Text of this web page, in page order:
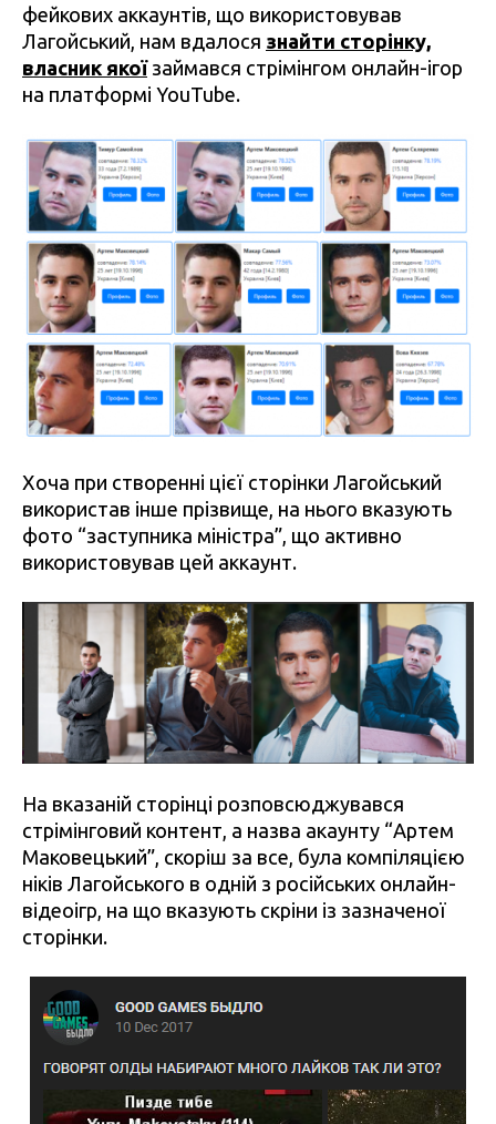
фейкових аккаунтів, що використовував
Лагойський, нам вдалося знайти сторінку,
власник якоїзаймався стрімінгом онлайн-ігор
на платформі YouTube.
Хоча при створенні цієї сторінки Лагойський
використав інше прізвище, на нього вказують
фото “заступника міністра”, що активно
використовував цей аккаунт.
На вказаній сторінці розповсюджувався
стрімінговий контент, а назва акаунту “Артем
Маковецький”, скоріш за все, була компіляцією
ніків Лагойського в одній з російських онлайн-
відеоігр, на що вказують скріни із зазначеної
сторінки.